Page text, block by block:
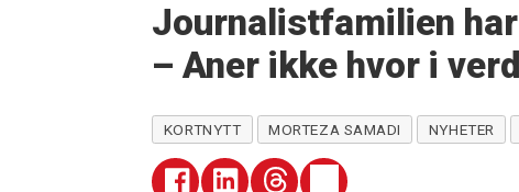
Journalistfamilien
– Aner ikke hvor i
KORTNYTT MORTEZA SAMADI NYHETER